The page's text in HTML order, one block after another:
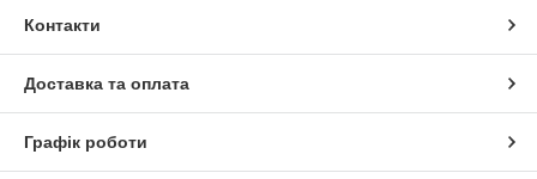
Контакти
Доставка та оплата
Графік роботи